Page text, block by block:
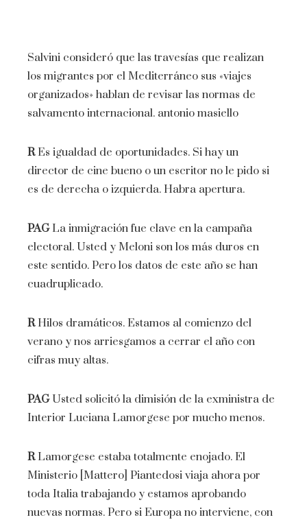
Salvini consideró que las travesías que realizan
los migrantes por el Mediterráneo sus «viajes
organizados» hablan de revisar las normas de
salvamento internacional. antonio masiello
REs igualdad de oportunidades. Si hay un
director de cine bueno o un escritor no le pido si
es de derecha o izquierda. Habra apertura.
PAGLa inmigración fue clave en la campaña
electoral. Usted y Meloni son los más duros en
este sentido. Pero los datos de este año se han
cuadruplicado.
RHilos dramáticos. Estamos al comienzo del
verano y nos arriesgamos a cerrar el año con
cifras muy altas.
PAGUsted solicitó la dimisión de la exministra de
Interior Luciana Lamorgese por mucho menos.
RLamorgese estaba totalmente enojado. El
Ministerio [Mattero] Piantedosi viaja ahora por
toda Italia trabajando y estamos aprobando
nuevas normas. Pero si Europa no interviene, con